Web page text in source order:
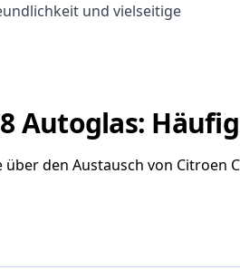
und vielseitige
Autoglas:
über den Austausch von Citroen